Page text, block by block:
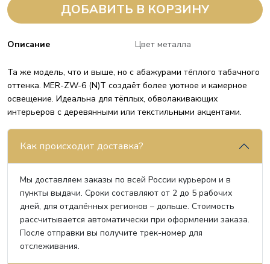
ДОБАВИТЬ В КОРЗИНУ
Описание Цвет металла
Та же модель, что и выше, но с абажурами тёплого табачного
оттенка. MER-ZW-6 (N)T создаёт более уютное и камерное
освещение. Идеальна для тёплых, обволакивающих
интерьеров с деревянными или текстильными акцентами.
Как происходит доставка?
Мы доставляем заказы по всей России курьером и в
пункты выдачи. Сроки составляют от 2 до 5 рабочих
дней, для отдалённых регионов – дольше. Стоимость
рассчитывается автоматически при оформлении заказа.
После отправки вы получите трек-номер для
отслеживания.